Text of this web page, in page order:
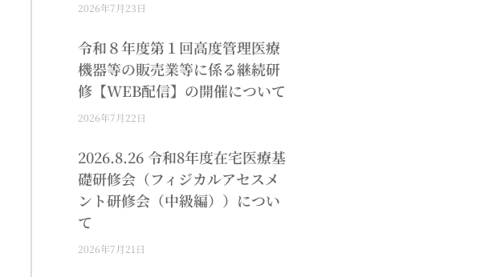
2026年7月23日
令和８年度第１回高度管理医療
機器等の販売業等に係る継続研
修【WEB配信】の開催について
2026年7月22日
2026.8.26 令和8年度在宅医療基
礎研修会（フィジカルアセスメ
ント研修会（中級編））につい
て
2026年7月21日